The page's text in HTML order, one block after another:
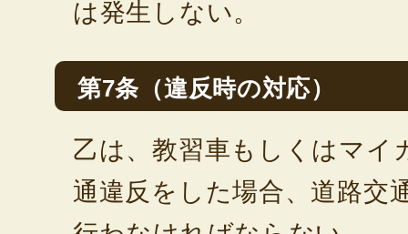
は発生しない。
第7条（違反時の対応）
乙は、教習車もしくはマイ
通違反をした場合、道路交